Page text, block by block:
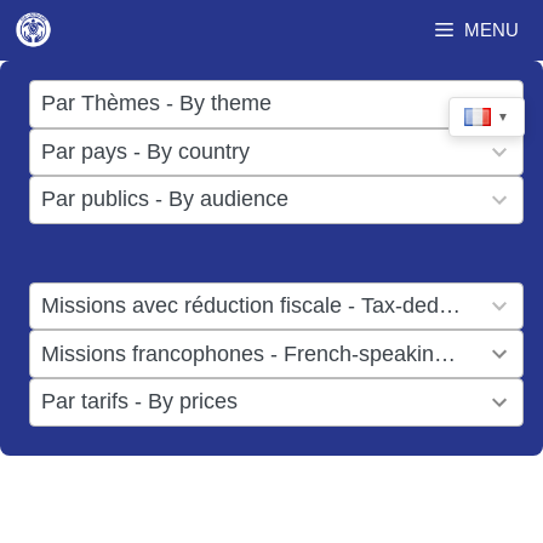
Aller
au
contenu
MENU
▼
Par Thèmes - By theme
17
results
available
Par pays - By country
50
results
available
Par publics - By audience
results
Missions avec réduction fiscale - Tax-deductible missions
result
available
Missions francophones - French-speaking missions
result
available
Par tarifs - By prices
results
available